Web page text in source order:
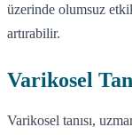
üzerinde olumsuz
artırabilir.
Varikosel
Varikosel tanısı,